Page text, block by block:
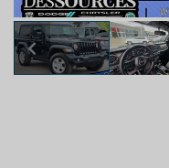
Previous